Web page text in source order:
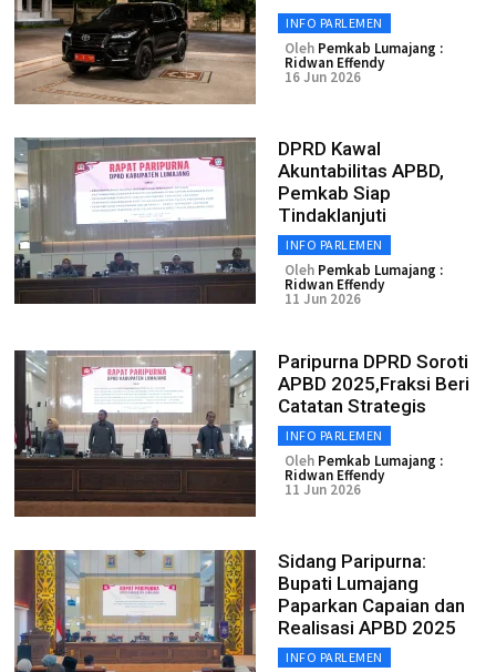
INFO PARLEMEN
Oleh Pemkab Lumajang :
Ridwan Effendy
16 Jun 2026
DPRD Kawal
Akuntabilitas APBD,
Pemkab Siap
Tindaklanjuti
INFO PARLEMEN
Oleh Pemkab Lumajang :
Ridwan Effendy
11 Jun 2026
Paripurna DPRD Soroti
APBD 2025,Fraksi Beri
Catatan Strategis
INFO PARLEMEN
Oleh Pemkab Lumajang :
Ridwan Effendy
11 Jun 2026
Sidang Paripurna:
Bupati Lumajang
Paparkan Capaian dan
Realisasi APBD 2025
INFO PARLEMEN